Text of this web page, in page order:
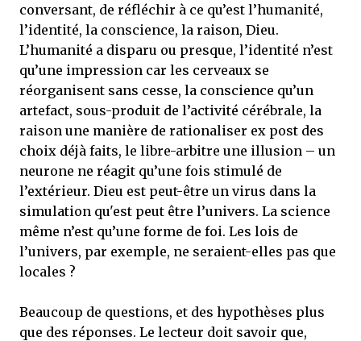
conversant, de réfléchir à ce qu’est l’humanité,
l’identité, la conscience, la raison, Dieu.
L’humanité a disparu ou presque, l’identité n’est
qu’une impression car les cerveaux se
réorganisent sans cesse, la conscience qu’un
artefact, sous-produit de l’activité cérébrale, la
raison une manière de rationaliser ex post des
choix déjà faits, le libre-arbitre une illusion – un
neurone ne réagit qu’une fois stimulé de
l’extérieur. Dieu est peut-être un virus dans la
simulation qu'est peut être l’univers. La science
même n’est qu’une forme de foi. Les lois de
l’univers, par exemple, ne seraient-elles pas que
locales ?
Beaucoup de questions, et des hypothèses plus
que des réponses. Le lecteur doit savoir que,